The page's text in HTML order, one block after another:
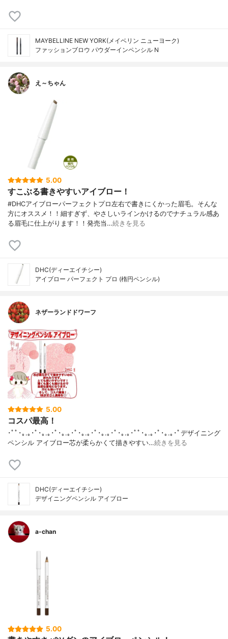
MAYBELLINE NEW YORK(メイベリン ニューヨーク)
ファッションブロウ パウダーイン​ペンシル N
え～ちゃん
5.00
すこぶる書きやすいアイブロー！
#DHCアイブローパーフェクトプロ左右で書きにくかった眉毛。そんな
方にオススメ！！細すぎず、やさしいラインかけるのでナチュラル感あ
る眉毛に仕上がります！！発売当…続きを見る
DHC(ディーエイチシー)
アイブロー パーフェクト プロ (楕円ペンシル)
ネザーランドドワーフ
5.00
コスパ最高！
･ﾟﾟ･｡.｡･ﾟ･｡.｡･ﾟ･｡.｡･ﾟ･｡.｡･ﾟ･｡.｡･ﾟ･｡.｡･ﾟﾟ･｡.｡･ﾟ･｡.｡･ﾟデザイニング
ペンシル アイブロー芯が柔らかくて描きやすい…続きを見る
DHC(ディーエイチシー)
デザイニングペンシル アイブロー
a-chan
5.00